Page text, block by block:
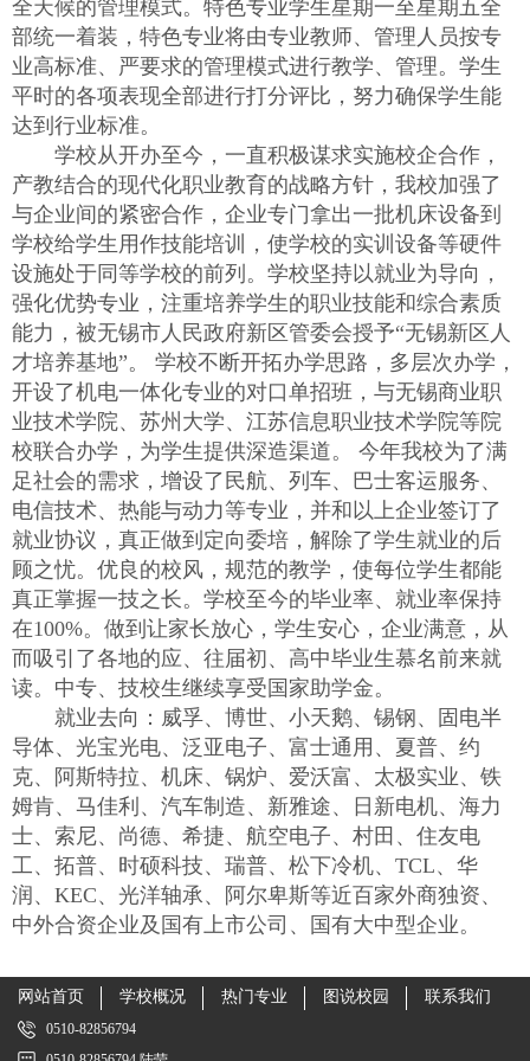
全天候的管理模式。特色专业学生星期一至星期五全
部统一着装，特色专业将由专业教师、管理人员按专
业高标准、严要求的管理模式进行教学、管理。学生
平时的各项表现全部进行打分评比，努力确保学生能
达到行业标准。
学校从开办至今，一直积极谋求实施校企合作，
产教结合的现代化职业教育的战略方针，我校加强了
与企业间的紧密合作，企业专门拿出一批机床设备到
学校给学生用作技能培训，使学校的实训设备等硬件
设施处于同等学校的前列。学校坚持以就业为导向，
强化优势专业，注重培养学生的职业技能和综合素质
能力，被无锡市人民政府新区管委会授予“无锡新区人
才培养基地”。 学校不断开拓办学思路，多层次办学，
开设了机电一体化专业的对口单招班，与无锡商业职
业技术学院、苏州大学、江苏信息职业技术学院等院
校联合办学，为学生提供深造渠道。 今年我校为了满
足社会的需求，增设了民航、列车、巴士客运服务、
电信技术、热能与动力等专业，并和以上企业签订了
就业协议，真正做到定向委培，解除了学生就业的后
顾之忧。优良的校风，规范的教学，使每位学生都能
真正掌握一技之长。学校至今的毕业率、就业率保持
在100%。做到让家长放心，学生安心，企业满意，从
而吸引了各地的应、往届初、高中毕业生慕名前来就
读。中专、技校生继续享受国家助学金。
就业去向：威孚、博世、小天鹅、锡钢、固电半
导体、光宝光电、泛亚电子、富士通用、夏普、约
克、阿斯特拉、机床、锅炉、爱沃富、太极实业、铁
姆肯、马佳利、汽车制造、新雅途、日新电机、海力
士、索尼、尚德、希捷、航空电子、村田、住友电
工、拓普、时硕科技、瑞普、松下冷机、TCL、华
润、KEC、光洋轴承、阿尔卑斯等近百家外商独资、
中外合资企业及国有上市公司、国有大中型企业。
网站首页 学校概况 热门专业 图说校园 联系我们
0510-82856794